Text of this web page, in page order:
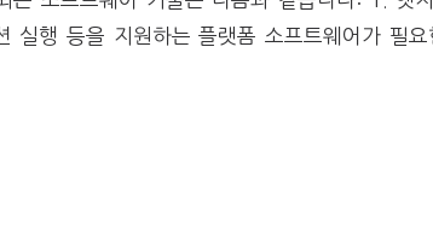
실행 등을 지원하는 플랫폼 소프트웨어가 필